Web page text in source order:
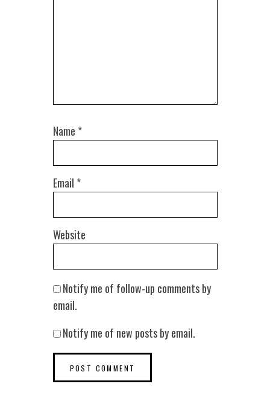
Name *
Email *
Website
Notify me of follow-up comments by
email.
Notify me of new posts by email.